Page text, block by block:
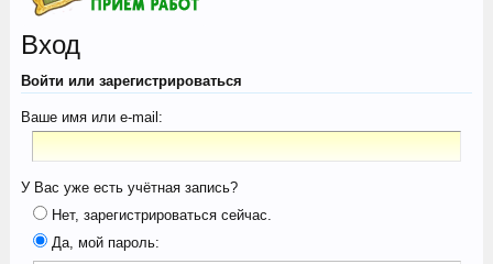
Вход
Войти или зарегистрироваться
Ваше имя или e-mail:
У Вас уже есть учётная запись?
Нет, зарегистрироваться сейчас.
Да, мой пароль: